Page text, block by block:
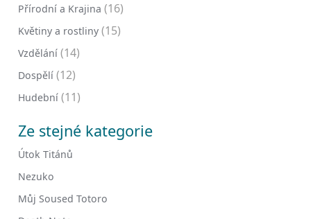
Přírodní a Krajina (16)
Květiny a rostliny (15)
Vzdělání (14)
Dospělí (12)
Hudební (11)
Ze stejné kategorie
Útok Titánů
Nezuko
Můj Soused Totoro